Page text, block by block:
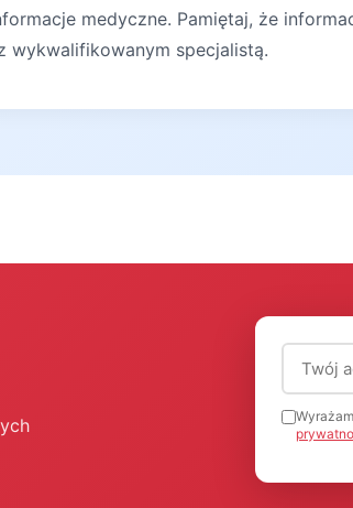
medyczne. Pamiętaj, że
wykwalifikowanym specjalistą.
Adres